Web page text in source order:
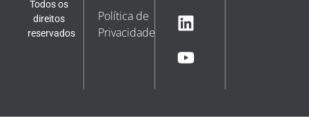
Todos os
direitos
reservados
Política de
Privacidade